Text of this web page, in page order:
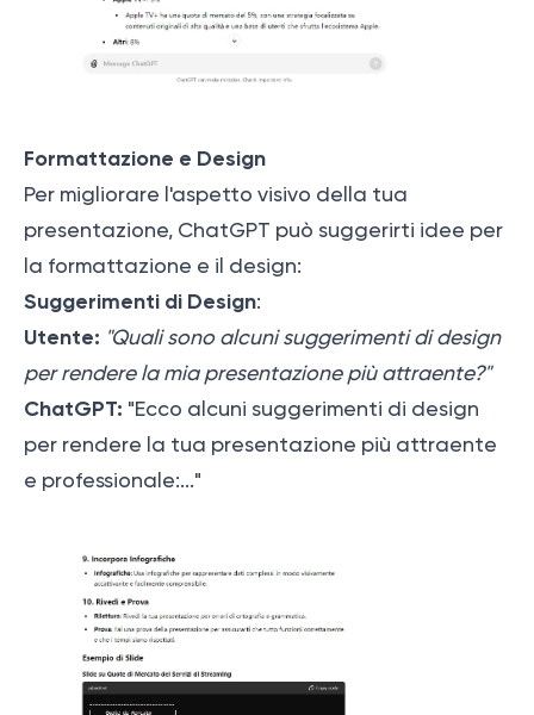
Formattazione e Design
Per migliorare l'aspetto visivo della tua
presentazione, ChatGPT può suggerirti idee per
la formattazione e il design:
Suggerimenti di Design:
Utente: "Quali sono alcuni suggerimenti di design
per rendere la mia presentazione più attraente?"
ChatGPT: "Ecco alcuni suggerimenti di design
per rendere la tua presentazione più attraente
e professionale:..."